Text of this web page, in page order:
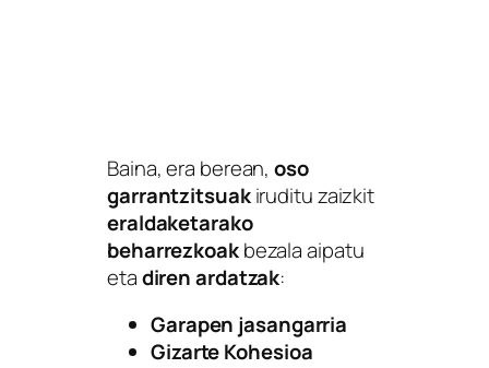
Baina, era berean,oso
garrantzitsuakiruditu zaizkit
eraldaketarako
beharrezkoakbezala aipatu
etadiren ardatzak:
Garapen jasangarria
Gizarte Kohesioa